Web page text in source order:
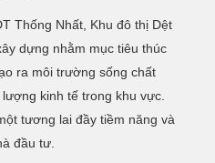
Thống Nhất, Khu đô thị Dệt
dựng nhằm mục tiêu thúc
ra môi trường sống chất
kinh tế trong khu vực.
tương lai đầy tiềm năng và
đầu tư.